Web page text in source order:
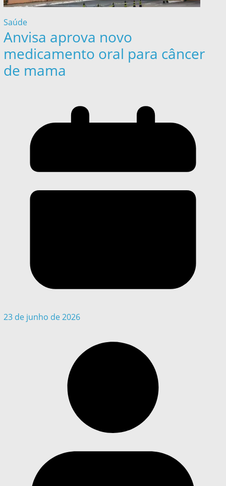
Saúde
Anvisa aprova novo
medicamento oral para câncer
de mama
23 de junho de 2026